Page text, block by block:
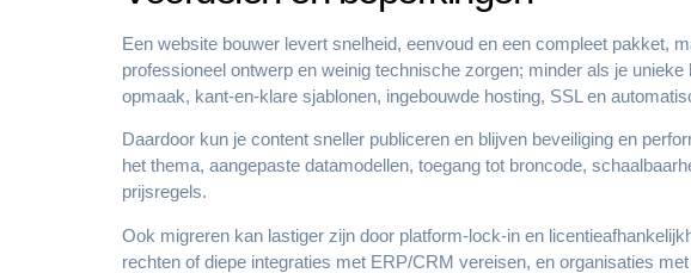
Een website bouwer levert snelheid, eenvoud en een compleet pakket,
professioneel ontwerp en weinig technische zorgen; minder als je
opmaak, kant-en-klare sjablonen, ingebouwde hosting, SSL en
Daardoor kun je content sneller publiceren en blijven beveiliging en
het thema, aangepaste datamodellen, toegang tot broncode,
prijsregels.
Ook migreren kan lastiger zijn door platform-lock-in en
rechten of diepe integraties met ERP/CRM vereisen, en organisaties